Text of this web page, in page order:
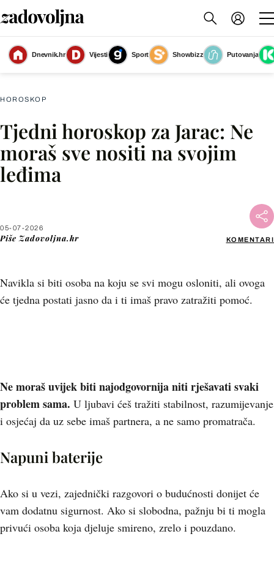
Dnevnik.hr Vijesti Sport Showbizz
Putovanja
(Foto: Zadovoljna.hr)
HOROSKOP
Tjedni horoskop za Jarac: Ne
moraš sve nositi na svojim
leđima
05-07-2026
Piše Zadovoljna.hr KOMENTARI
Navikla si biti osoba na koju se svi mogu osloniti, ali ovoga
će tjedna postati jasno da i ti imaš pravo zatražiti pomoć.
Facebook
Ne moraš uvijek biti najodgovornija niti rješavati svaki
problem sama. U ljubavi ćeš tražiti stabilnost, razumijevanje
i osjećaj da uz sebe imaš partnera, a ne samo promatrača.
Napuni baterije
Ako si u vezi, zajednički razgovori o budućnosti donijet će
vam dodatnu sigurnost. Ako si slobodna, pažnju bi ti mogla
privući osoba koja djeluje smireno, zrelo i pouzdano.